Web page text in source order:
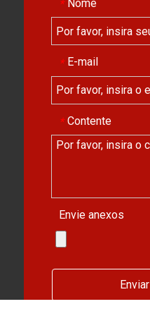
* Nome
* E-mail
* Contente
Envie anexos
Enviar